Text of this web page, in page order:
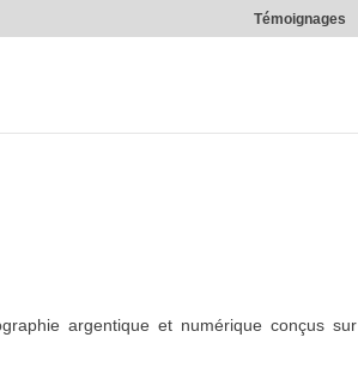
Témoignages
argentique et numérique conçus sur